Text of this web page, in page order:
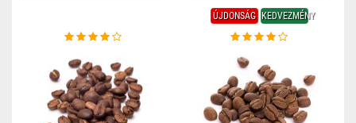
ÚJDONSÁG KEDVEZMÉNY